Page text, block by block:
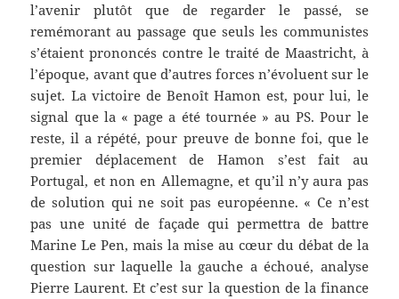
l’avenir plutôt que de regarder le passé, se
remémorant au passage que seuls les communistes
s’étaient prononcés contre le traité de Maastricht, à
l’époque, avant que d’autres forces n’évoluent sur le
sujet. La victoire de Benoît Hamon est, pour lui, le
signal que la « page a été tournée » au PS. Pour le
reste, il a répété, pour preuve de bonne foi, que le
premier déplacement de Hamon s’est fait au
Portugal, et non en Allemagne, et qu’il n’y aura pas
de solution qui ne soit pas européenne. « Ce n’est
pas une unité de façade qui permettra de battre
Marine Le Pen, mais la mise au cœur du débat de la
question sur laquelle la gauche a échoué, analyse
Pierre Laurent. Et c’est sur la question de la finance